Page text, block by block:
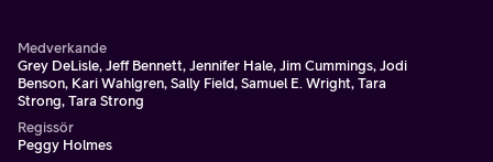
Medverkande
Grey DeLisle, Jeff Bennett, Jennifer Hale, Jim Cummings, Jodi
Benson, Kari Wahlgren, Sally Field, Samuel E. Wright, Tara
Strong, Tara Strong
Regissör
Peggy Holmes